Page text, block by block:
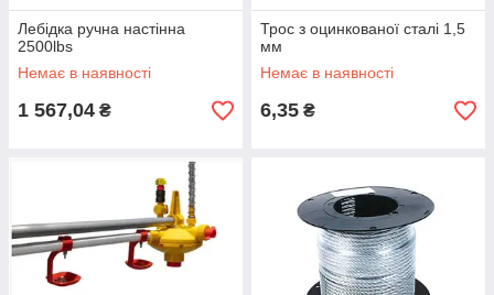
Лебідка ручна настінна
2500lbs
Немає в наявності
1 567,04 ₴
Трос з оцинкованої сталі 1,5
мм
Немає в наявності
6,35 ₴